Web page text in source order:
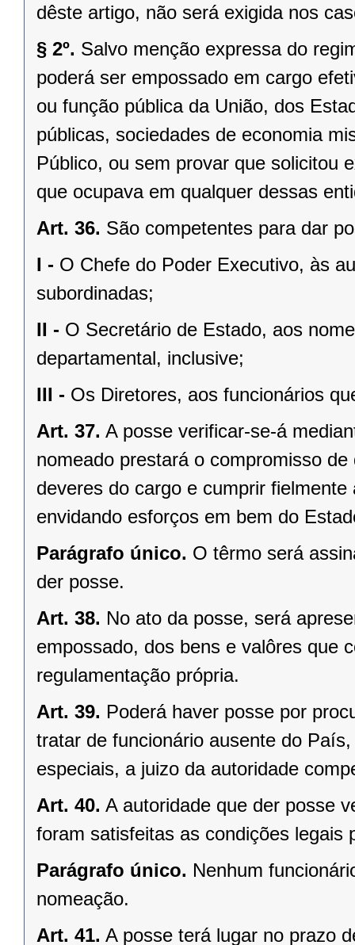
dêste artigo, não será exigida nos
§ 2º. Salvo menção expressa do
poderá ser empossado em cargo
ou função pública da União, dos
públicas, sociedades de economia
Público, ou sem provar que solicitou
que ocupava em qualquer dessas
Art. 36. São competentes para dar
I - O Chefe do Poder Executivo, às
subordinadas;
II - O Secretário de Estado, aos
departamental, inclusive;
III - Os Diretores, aos funcionários
Art. 37. A posse verificar-se-á
nomeado prestará o compromisso
deveres do cargo e cumprir
envidando esforços em bem do
Parágrafo único. O têrmo será
der posse.
Art. 38. No ato da posse, será
empossado, dos bens e valôres que
regulamentação própria.
Art. 39. Poderá haver posse por
tratar de funcionário ausente do
especiais, a juizo da autoridade
Art. 40. A autoridade que der posse
foram satisfeitas as condições legais
Parágrafo único. Nenhum
nomeação.
Art. 41. A posse terá lugar no prazo